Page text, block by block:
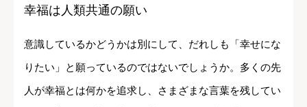
幸福は人類共通の願い
意識しているかどうかは別にして、だれしも「幸せにな
りたい」と願っているのではないでしょうか。多くの先
人が幸福とは何かを追求し、さまざまな言葉を残してい